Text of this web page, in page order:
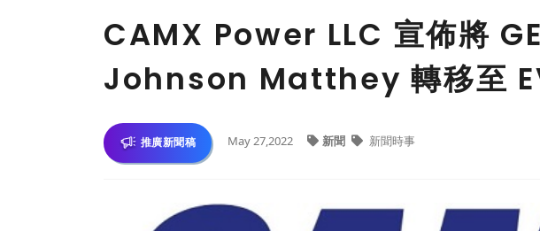
CAMX Power LLC 宣佈將
Johnson Matthey 轉移至
推廣新聞稿 May 27,2022 新聞 新聞時事